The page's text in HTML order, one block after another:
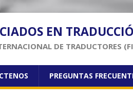
EN
DE TRADUCTORES
PREGUNTAS